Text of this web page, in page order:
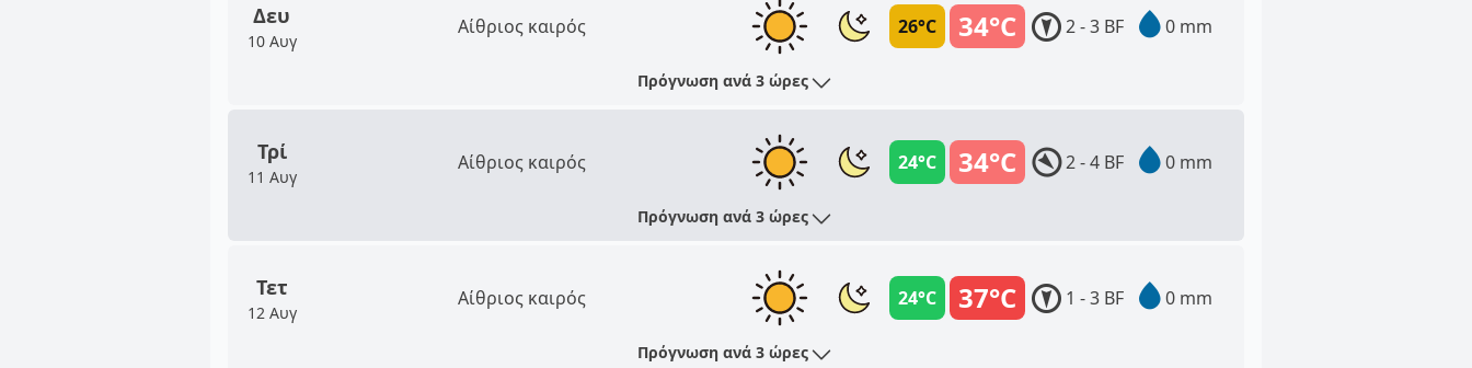
Δευ
10 Αυγ
Αίθριος καιρός 34°C
26°C 2 - 3 BF 0 mm
Πρόγνωση ανά 3 ώρες
Τρί
11 Αυγ
Αίθριος καιρός 34°C
24°C 2 - 4 BF 0 mm
Πρόγνωση ανά 3 ώρες
Τετ
12 Αυγ
Αίθριος καιρός 37°C
24°C 1 - 3 BF 0 mm
Πρόγνωση ανά 3 ώρες